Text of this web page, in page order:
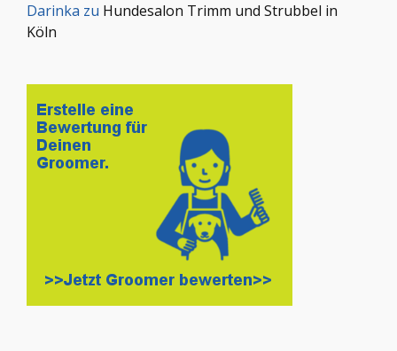
Darinka zu Hundesalon Trimm und Strubbel in
Köln